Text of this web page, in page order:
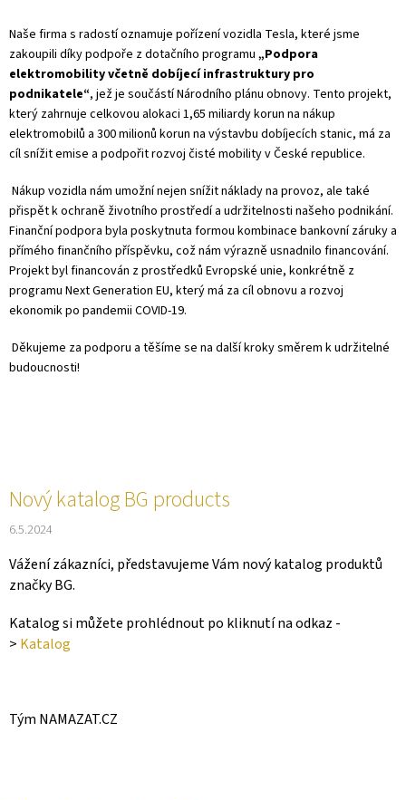
Naše firma s radostí oznamuje pořízení vozidla Tesla, které jsme
zakoupili díky podpoře z dotačního programu „Podpora
elektromobility včetně dobíjecí infrastruktury pro
podnikatele“, jež je součástí Národního plánu obnovy. Tento projekt,
který zahrnuje celkovou alokaci 1,65 miliardy korun na nákup
elektromobilů a 300 milionů korun na výstavbu dobíjecích stanic, má za
cíl snížit emise a podpořit rozvoj čisté mobility v České republice​.
Nákup vozidla nám umožní nejen snížit náklady na provoz, ale také
přispět k ochraně životního prostředí a udržitelnosti našeho podnikání.
Finanční podpora byla poskytnuta formou kombinace bankovní záruky a
přímého finančního příspěvku, což nám výrazně usnadnilo financování.
Projekt byl financován z prostředků Evropské unie, konkrétně z
programu Next Generation EU, který má za cíl obnovu a rozvoj
ekonomik po pandemii COVID-19​​.
Děkujeme za podporu a těšíme se na další kroky směrem k udržitelné
budoucnosti!
Nový katalog BG products
6.5.2024
Vážení zákazníci, představujeme Vám nový katalog produktů
značky BG.
Katalog si můžete prohlédnout po kliknutí na odkaz -
> Katalog
Tým NAMAZAT.CZ